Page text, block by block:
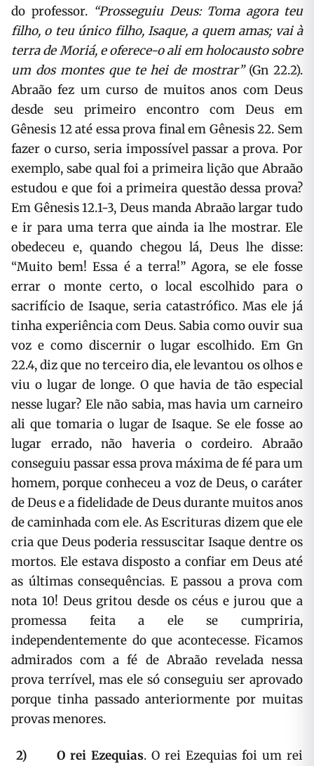
do professor. “Prosseguiu Deus: Toma agora teu
filho, o teu único filho, Isaque, a quem amas; vai à
terra de Moriá, e oferece-o ali em holocausto sobre
um dos montes que te hei de mostrar”(Gn 22.2).
Abraão fez um curso de muitos anos com Deus
desde seu primeiro encontro com Deus em
Gênesis 12 até essa prova final em Gênesis 22. Sem
fazer o curso, seria impossível passar a prova. Por
exemplo, sabe qual foi a primeira lição que Abraão
estudou e que foi a primeira questão dessa prova?
Em Gênesis 12.1-3, Deus manda Abraão largar tudo
e ir para uma terra que ainda ia lhe mostrar. Ele
obedeceu e, quando chegou lá, Deus lhe disse:
“Muito bem! Essa é a terra!” Agora, se ele fosse
errar o monte certo, o local escolhido para o
sacrifício de Isaque, seria catastrófico. Mas ele já
tinha experiência com Deus. Sabia como ouvir sua
voz e como discernir o lugar escolhido. Em Gn
22.4, diz que no terceiro dia, ele levantou os olhos e
viu o lugar de longe. O que havia de tão especial
nesse lugar? Ele não sabia, mas havia um carneiro
ali que tomaria o lugar de Isaque. Se ele fosse ao
lugar errado, não haveria o cordeiro. Abraão
conseguiu passar essa prova máxima de fé para um
homem, porque conheceu a voz de Deus, o caráter
de Deus e a fidelidade de Deus durante muitos anos
de caminhada com ele. As Escrituras dizem que ele
cria que Deus poderia ressuscitar Isaque dentre os
mortos. Ele estava disposto a confiar em Deus até
as últimas consequências. E passou a prova com
nota 10! Deus gritou desde os céus e jurou que a
promessa feita a ele se cumpriria,
independentemente do que acontecesse. Ficamos
admirados com a fé de Abraão revelada nessa
prova terrível, mas ele só conseguiu ser aprovado
porque tinha passado anteriormente por muitas
provas menores.
2) O rei Ezequias. O rei Ezequias foi um rei